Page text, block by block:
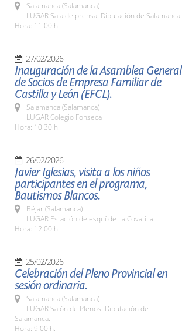
Salamanca (Salamanca)
LUGAR Sala de prensa. Diputación de Salamanca
Hora: 11:00 h.
27/02/2026
Inauguración de la Asamblea General
de Socios de Empresa Familiar de
Castilla y León (EFCL).
Salamanca (Salamanca)
LUGAR Colegio Fonseca
Hora: 10:30 h.
26/02/2026
Javier Iglesias, visita a los niños
participantes en el programa,
Bautismos Blancos.
Béjar (Salamanca)
LUGAR Estación de esquí de La Covatilla
Hora: 12:00 h.
25/02/2026
Celebración del Pleno Provincial en
sesión ordinaria.
Salamanca (Salamanca)
LUGAR Salón de Plenos. Diputación de
Salamanca.
Hora: 9:00 h.